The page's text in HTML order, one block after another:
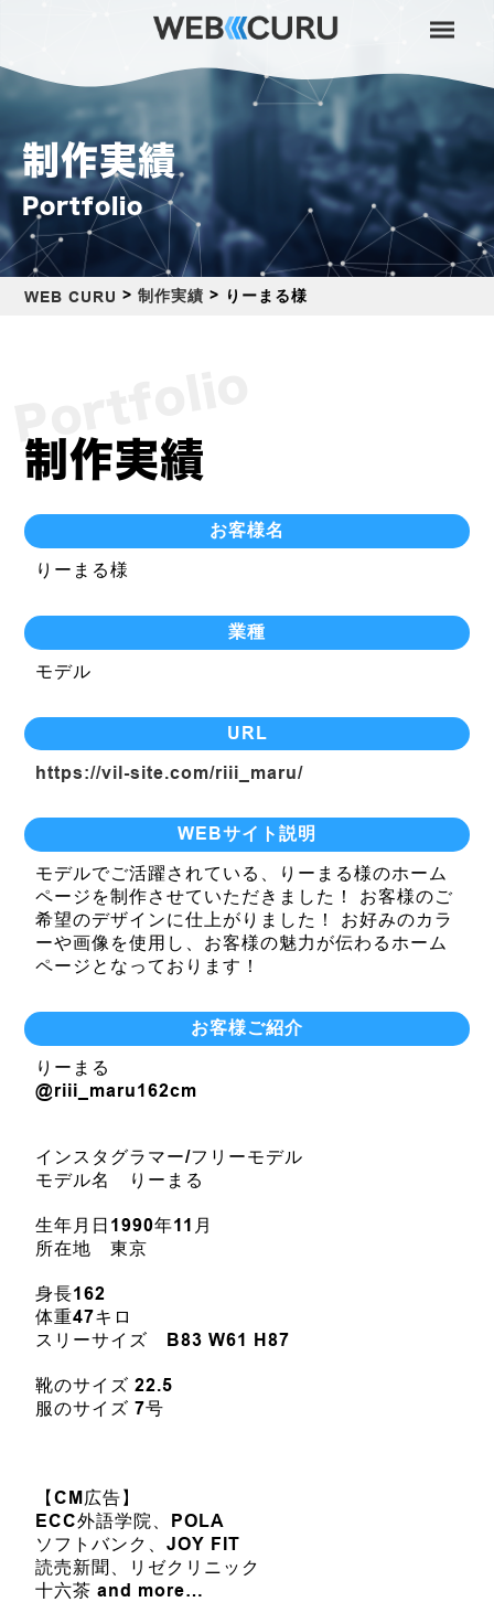
制作実績
Portfolio
WEB CURU >制作実績 > りーまる様
制作実績
お客様名
りーまる様
業種
モデル
URL
https://vil-site.com/riii_maru/
WEBサイト説明
モデルでご活躍されている、りーまる様のホーム
ページを制作させていただきました！ お客様のご
希望のデザインに仕上がりました！ お好みのカラ
ーや画像を使用し、お客様の魅力が伝わるホーム
ページとなっております！
お客様ご紹介
りーまる
@riii_maru162cm
インスタグラマー/フリーモデル
モデル名 りーまる
生年月日1990年11月
所在地 東京
身長162
体重47キロ
スリーサイズ B83 W61 H87
靴のサイズ 22.5
服のサイズ 7号
【CM広告】
ECC外語学院、POLA
ソフトバンク、JOY FIT
読売新聞、リゼクリニック
十六茶 and more…